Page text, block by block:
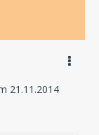
21.11.2014